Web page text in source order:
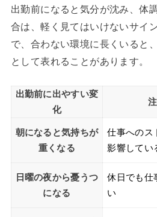
出勤前になると気分が沈み、体
合は、軽く見てはいけないサイ
で、合わない環境に長くいると
として表れることがあります。
出勤前に出やすい変
化
朝になると気持ちが
重くなる
仕事へのス
影響してい
日曜の夜から憂うつ
になる
休日でも仕
い